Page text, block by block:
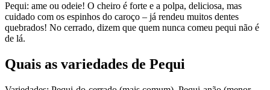
Pequi: ame ou odeie! O cheiro é forte e a polpa, deliciosa, mas
cuidado com os espinhos do caroço – já rendeu muitos dentes
quebrados! No cerrado, dizem que quem nunca comeu pequi não é
de lá.
Quais as variedades de Pequi